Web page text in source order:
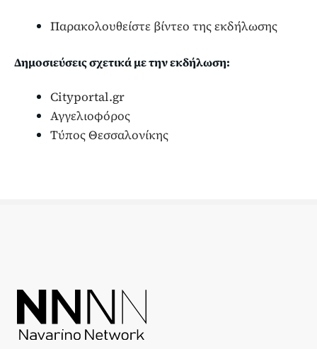
Παρακολουθείστε βίντεο της εκδήλωσης
Δημοσιεύσεις σχετικά με την εκδήλωση:
Cityportal.gr
Αγγελιοφόρος
Τύπος Θεσσαλονίκης